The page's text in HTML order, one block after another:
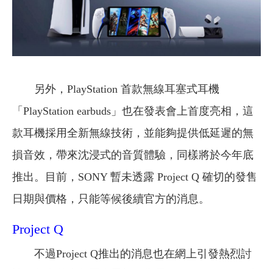
另外，PlayStation 首款無線耳塞式耳機
「PlayStation earbuds」也在發表會上首度亮相，這
款耳機採用全新無線技術，並能夠提供低延遲的無
損音效，帶來沈浸式的音質體驗，同樣將於今年底
推出。目前，SONY 暫未透露 Project Q 確切的發售
日期與價格，只能等候後續官方的消息。
Project Q
不過Project Q推出的消息也在網上引發熱烈討